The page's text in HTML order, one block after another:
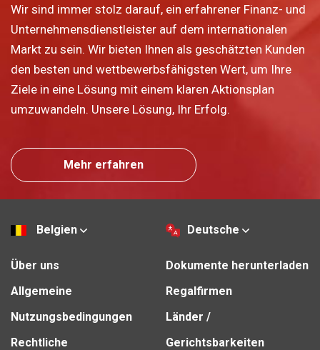
Wir sind immer stolz darauf, ein erfahrener Finanz- und
Unternehmensdienstleister auf dem internationalen
Markt zu sein. Wir bieten Ihnen als geschätzten Kunden
den besten und wettbewerbsfähigsten Wert, um Ihre
Ziele in eine Lösung mit einem klaren Aktionsplan
umzuwandeln. Unsere Lösung, Ihr Erfolg.
Mehr erfahren
Belgien Deutsche
Über uns
Allgemeine
Nutzungsbedingungen
Rechtliche
Dokumente herunterladen
Regalfirmen
Länder /
Gerichtsbarkeiten